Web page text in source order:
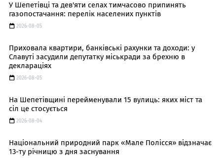
У Шепетівці та дев'яти селах тимчасово припинять
газопостачання: перелік населених пунктів
2026-08-05
Приховала квартири, банківські рахунки та доходи: у
Славуті засудили депутатку міськради за брехню в
деклараціях
2026-08-05
На Шепетівщині перейменували 15 вулиць: яких міст та
сіл це стосується
2026-08-04
Національний природний парк «Мале Полісся» відзначає
13-ту річницю з дня заснування